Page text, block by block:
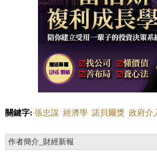
關鍵字: 張忠謀 經濟學 諾貝爾獎 政府介
作者簡介_財經新報